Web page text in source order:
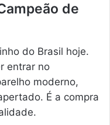
de
do Brasil hoje.
entrar no
moderno,
É a compra